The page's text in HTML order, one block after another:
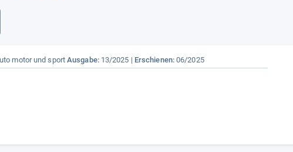
motor und sport Ausgabe: 13/2025 Erschienen:06/2025